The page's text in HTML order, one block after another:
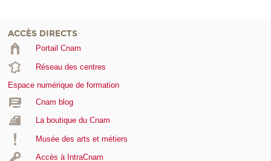
ACCÈS DIRECTS
Portail Cnam
Réseau des centres
Espace numérique de formation
Cnam blog
La boutique du Cnam
Musée des arts et métiers
Accès à IntraCnam